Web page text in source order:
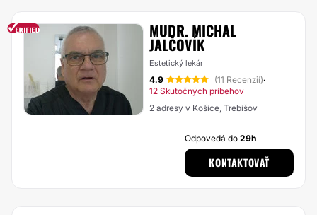
MUDR. MICHAL
JALČOVÍK
Estetický lekár
4.9 (11 Recenzií)·
12 Skutočných príbehov
2 adresy v Košice, Trebišov
Odpovedá do29h
KONTAKTOVAŤ